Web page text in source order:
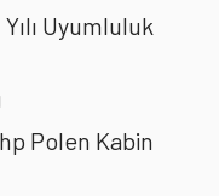
Uyumluluk
Polen Kabin